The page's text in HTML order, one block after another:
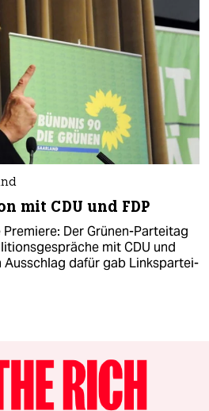
mit CDU und FDP
Der Grünen-Parteitag
mit CDU und
Ausschlag dafür gab Linkspartei-